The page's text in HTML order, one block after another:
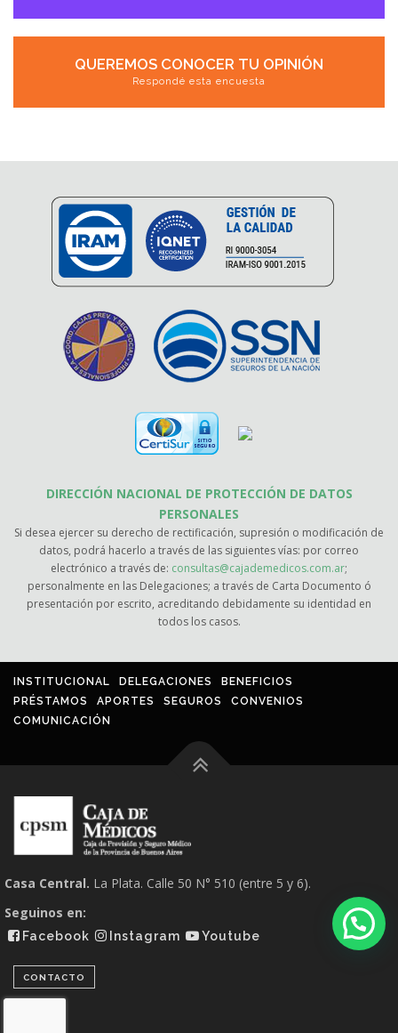
QUEREMOS CONOCER TU OPINIÓN
Respondé esta encuesta
DIRECCIÓN NACIONAL DE PROTECCIÓN DE DATOS
PERSONALES
Si desea ejercer su derecho de rectificación, supresión o modificación de
datos, podrá hacerlo a través de las siguientes vías: por correo
electrónico a través de: consultas@cajademedicos.com.ar;
personalmente en las Delegaciones; a través de Carta Documento ó
presentación por escrito, acreditando debidamente su identidad en
todos los casos.
INSTITUCIONAL DELEGACIONES
BENEFICIOS
PRÉSTAMOS
APORTES SEGUROS
CONVENIOS
COMUNICACIÓN
Casa Central. La Plata. Calle 50 N° 510 (entre 5 y 6).
Seguinos en:
Facebook Instagram Youtube
CONTACTO